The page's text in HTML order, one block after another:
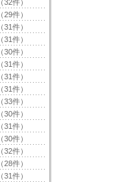
（32件）
（29件）
（31件）
（31件）
（30件）
（31件）
（31件）
（31件）
（33件）
（30件）
（31件）
（30件）
（32件）
（28件）
（31件）